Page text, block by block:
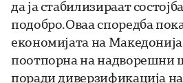
да ја стабилизираат
подобро.Оваа споредба
економијата на
поотпорна на надворешни
поради диверзификација